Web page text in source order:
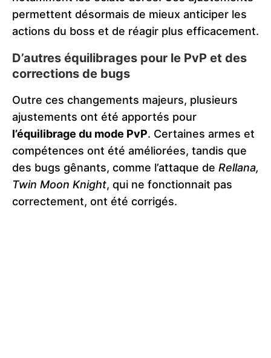
permettent désormais de mieux anticiper les
actions du boss et de réagir plus efficacement.
D’autres équilibrages pour le PvP et des
corrections de bugs
Outre ces changements majeurs, plusieurs
ajustements ont été apportés pour
l’équilibrage du mode PvP. Certaines armes et
compétences ont été améliorées, tandis que
des bugs gênants, comme l’attaque de Rellana,
Twin Moon Knight, qui ne fonctionnait pas
correctement, ont été corrigés.